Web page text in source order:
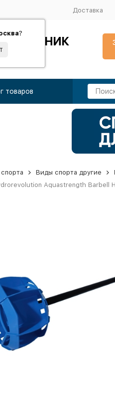
?
Доставка
ТУРНИК
товаров
Виды спорта другие
Aquastrength Barbell